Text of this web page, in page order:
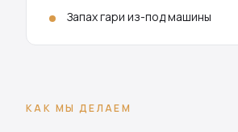
Запах гари из-под машины
КАК МЫ ДЕЛАЕМ